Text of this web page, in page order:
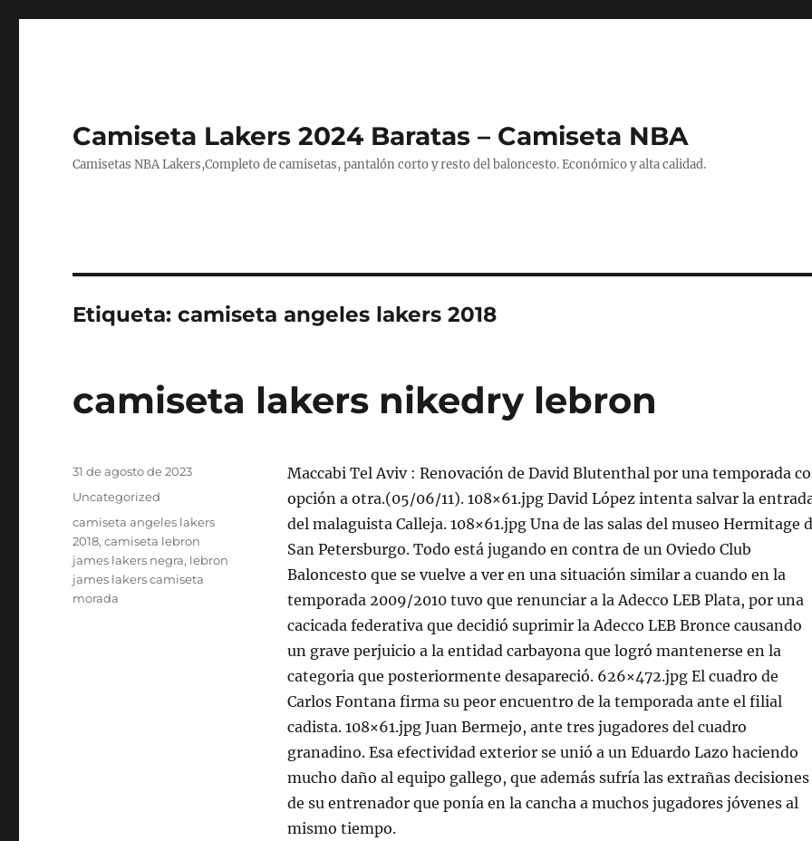
Camiseta Lakers 2024 Baratas – Camiseta NBA
Camisetas NBA Lakers,Completo de camisetas, pantalón corto y resto del baloncesto. Económico y alta calidad.
Etiqueta:camiseta angeles lakers 2018
camiseta lakers nikedry lebron
Maccabi Tel Aviv : Renovación de David Blutenthal por una temporada
opción a otra.(05/06/11). 108×61.jpg David López intenta salvar la
del malaguista Calleja. 108×61.jpg Una de las salas del museo Hermitage
San Petersburgo. Todo está jugando en contra de un Oviedo Club
Baloncesto que se vuelve a ver en una situación similar a cuando en la
temporada 2009/2010 tuvo que renunciar a la Adecco LEB Plata, por una
cacicada federativa que decidió suprimir la Adecco LEB Bronce causando
un grave perjuicio a la entidad carbayona que logró mantenerse en la
categoria que posteriormente desapareció. 626×472.jpg El cuadro de
Carlos Fontana firma su peor encuentro de la temporada ante el filial
cadista. 108×61.jpg Juan Bermejo, ante tres jugadores del cuadro
granadino. Esa efectividad exterior se unió a un Eduardo Lazo haciendo
mucho daño al equipo gallego, que además sufría las extrañas decisiones
de su entrenador que ponía en la cancha a muchos jugadores jóvenes al
mismo tiempo.
Publicado
31 de agosto de 2023
Categorías
Uncategorized
Etiquetas
camiseta angeles lakers
2018,camiseta lebron
james lakers negra, lebron
james lakers camiseta
morada